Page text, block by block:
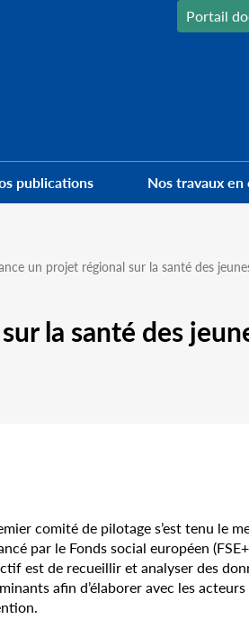
Portail
publications Nos travaux en
un projet régional sur la santé des
la santé des
comité de pilotage s’est tenu le
par le Fonds social européen
est de recueillir et analyser des
afin d’élaborer avec les